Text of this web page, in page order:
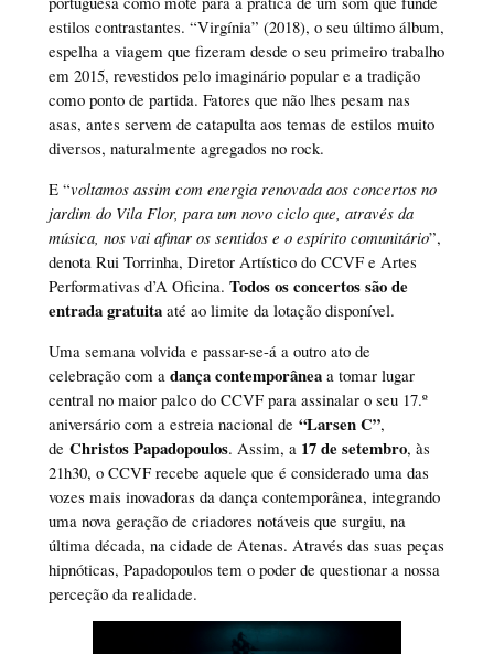
estilos contrastantes. “Virgínia” (2018), o seu último álbum,
espelha a viagem que fizeram desde o seu primeiro trabalho
em 2015, revestidos pelo imaginário popular e a tradição
como ponto de partida. Fatores que não lhes pesam nas
asas, antes servem de catapulta aos temas de estilos muito
diversos, naturalmente agregados no rock.
E “voltamos assim com energia renovada aos concertos no
jardim do Vila Flor, para um novo ciclo que, através da
música, nos vai afinar os sentidos e o espírito comunitário”,
denota Rui Torrinha, Diretor Artístico do CCVF e Artes
Performativas d’A Oficina. Todos os concertos são de
entrada gratuitaaté ao limite da lotação disponível.
Uma semana volvida e passar-se-á a outro ato de
celebração com a dança contemporâneaa tomar lugar
central no maior palco do CCVF para assinalar o seu 17.º
aniversário com a estreia nacional de “Larsen C”,
de Christos Papadopoulos. Assim, a 17 de setembro, às
21h30, o CCVF recebe aquele que é considerado uma das
vozes mais inovadoras da dança contemporânea, integrando
uma nova geração de criadores notáveis que surgiu, na
última década, na cidade de Atenas. Através das suas peças
hipnóticas, Papadopoulos tem o poder de questionar a nossa
perceção da realidade.